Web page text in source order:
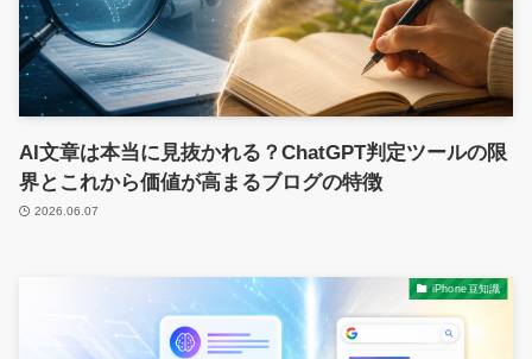
AI文章は本当に見抜かれる？ChatGPT判定ツールの限
界とこれから価値が高まるブログの特徴
2026.06.07
iPhone豆知識